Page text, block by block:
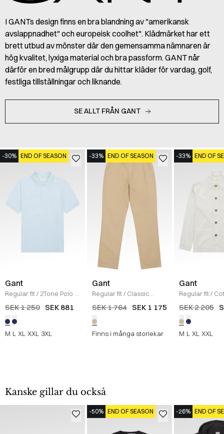
I GANTs design finns en bra blandning av "amerikansk
avslappnadhet" och europeisk coolhet". Klädmärket har ett
brett utbud av mönster där den gemensamma nämnaren är
hög kvalitet, lyxiga material och bra passform. GANT når
därför en bred målgrupp där du hittar kläder för vardag, golf,
festliga tillställningar och liknande.
SE ALLT FRÅN GANT
-30% END OF SEASON
Gant
Regular fit/ 2Tone Polo
SKY BLUE
SEK 1 250 SEK 881
M L XL XXL 3XL
-33% END OF SEASON
Gant
Regular fit/ Classic
Chinos
DARK KHAKI
SEK 1 764 SEK 1 175
Finns i många storlekar
-33% END OF
Gant
Regular fit/
Overshirt /
SEK 2 205
M L XL XXL
Kanske gillar du också
-50% END OF SEASON -26% END OF